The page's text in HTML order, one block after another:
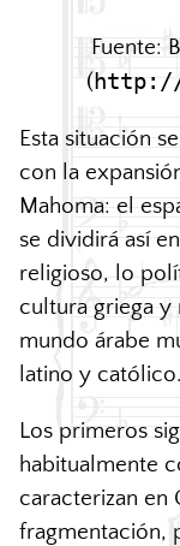
Fuente:
(http://
Esta situación
con la
Mahoma: el
se dividirá así
religioso, lo
cultura griega
mundo árabe
latino y católico.
Los primeros
habitualmente
caracterizan en
fragmentación,